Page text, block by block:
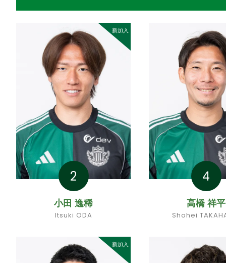
新加入
2
小田 逸稀
Itsuki ODA
4
高橋 祥平
Shohei
新加入